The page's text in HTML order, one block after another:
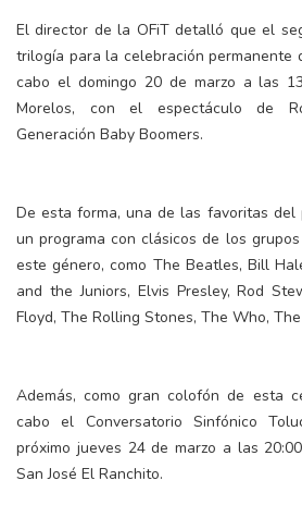
El director de la OFiT detalló que el
trilogía para la celebración permanente
cabo el domingo 20 de marzo a las
Morelos, con el espectáculo de
Generación Baby Boomers.
De esta forma, una de las favoritas del
un programa con clásicos de los
este género, como The Beatles, Bill
and the Juniors, Elvis Presley, Rod
Floyd, The Rolling Stones, The Who,
Además, como gran colofón de esta
cabo el Conversatorio Sinfónico
próximo jueves 24 de marzo a las
San José El Ranchito.